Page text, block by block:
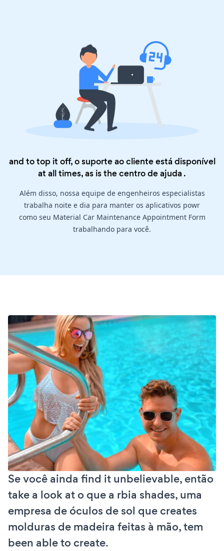
and to top it off, o suporte ao cliente está disponível
at all times, as is thecentro de ajuda .
Além disso, nossa equipe de engenheiros especialistas
trabalha noite e dia para manter os aplicativos powr
como seu Material Car Maintenance Appointment Form
trabalhando para você.
Se você ainda find it unbelievable, então
take a look at o que a rbia shades, uma
empresa de óculos de sol que creates
molduras de madeira feitas à mão, tem
been able to create.